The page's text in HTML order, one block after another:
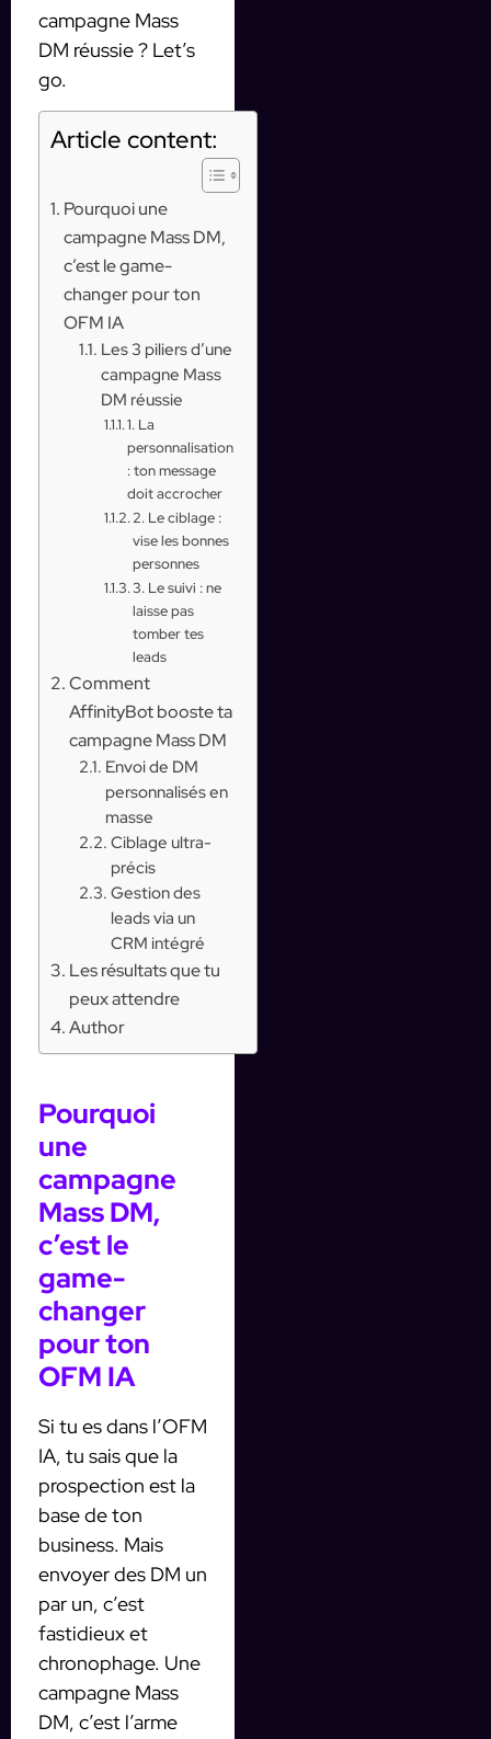
campagne Mass
DM réussie ? Let’s
go.
Article content:
Pourquoi une
campagne Mass DM,
c’est le game-
changer pour ton
OFM IA
Les 3 piliers d’une
campagne Mass
DM réussie
1. La
personnalisation
: ton message
doit accrocher
2. Le ciblage :
vise les bonnes
personnes
3. Le suivi : ne
laisse pas
tomber tes
leads
Comment
AffinityBot booste ta
campagne Mass DM
Envoi de DM
personnalisés en
masse
Ciblage ultra-
précis
Gestion des
leads via un
CRM intégré
Les résultats que tu
peux attendre
Author
Pourquoi
une
campagne
Mass DM,
c’est le
game-
changer
pour ton
OFM IA
Si tu es dans l’OFM
IA, tu sais que la
prospection est la
base de ton
business. Mais
envoyer des DM un
par un, c’est
fastidieux et
chronophage. Une
campagne Mass
DM, c’est l’arme